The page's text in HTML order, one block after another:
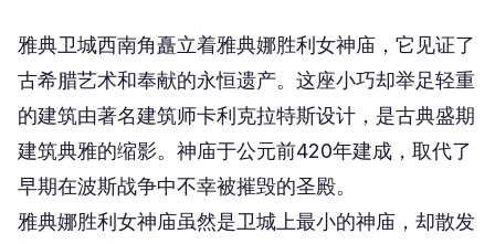
雅典卫城西南角矗立着雅典娜胜利女神庙，它见证了
古希腊艺术和奉献的永恒遗产。这座小巧却举足轻重
的建筑由著名建筑师卡利克拉特斯设计，是古典盛期
建筑典雅的缩影。神庙于公元前420年建成，取代了
早期在波斯战争中不幸被摧毁的圣殿。
雅典娜胜利女神庙虽然是卫城上最小的神庙，却散发